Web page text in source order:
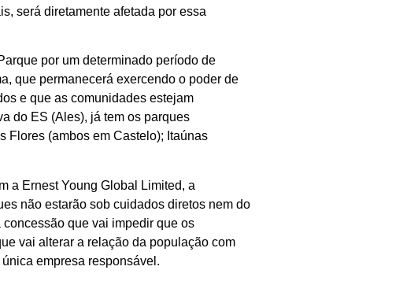
será diretamente afetada por essa
por um determinado período de
que permanecerá exercendo o poder de
e que as comunidades estejam
do ES (Ales), já tem os parques
Flores (ambos em Castelo); Itaúnas
a Ernest Young Global Limited, a
não estarão sob cuidados diretos nem do
concessão que vai impedir que os
vai alterar a relação da população com
empresa responsável.